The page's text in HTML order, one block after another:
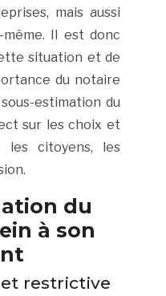
mais aussi
Il est donc
situation et de
du notaire
estimation du
sur les choix et
les citoyens, les
du
à son
restrictive